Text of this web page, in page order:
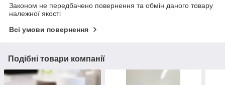
Законом не передбачено повернення та обмін даного товару
належної якості
Всі умови повернення
Подібні товари компанії